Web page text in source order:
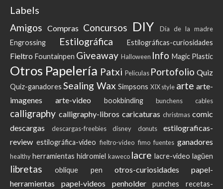
Labels
Amigos Compras Concursos DIY Día de la madre
Engrossing Estilográfica Estilográficas-curiosidades
Fieltro Fountainpen Giveaway Halloween Info Magic Plastic
Otros Papelería Patxi Peliculas Portofolio Quiz
Quiz-ganadores Sealing Wax Simpsons XIX style arte arte-
imagenes
arte-video bookbinding bunchens cables
calligraphy calligraphy-libros caricaturas christmas comic
descargas
descargas-freebies disney donuts
estilograficas-
review estilográfica-video fieltro-video fimo fuentes ganadores
healthyherramientas hidromiel kaweco lacre lacre-video lagüen
libretas oblique pen otros-curiosidades
papel-
herramientas
papel-videos penholder punches
recetas-